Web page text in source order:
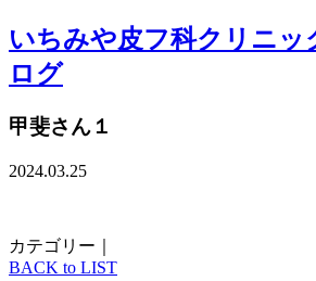
いちみや皮フ科クリニッ
ログ
甲斐さん１
2024.03.25
カテゴリー｜
BACK to LIST